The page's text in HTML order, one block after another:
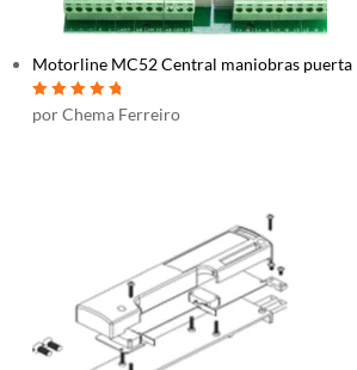
Motorline MC52 Central maniobras puerta
Valorado con5
por Chema Ferreiro